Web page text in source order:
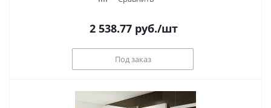
2 538.77руб./шт
Под заказ